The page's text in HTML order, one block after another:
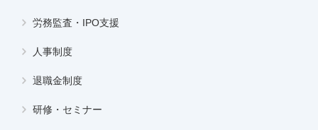
労務監査・IPO支援
人事制度
退職金制度
研修・セミナー